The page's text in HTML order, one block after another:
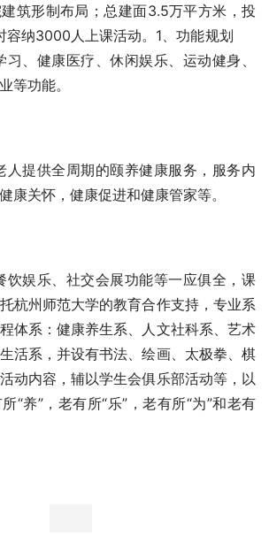
筑形制布局；总建面3.5万平方米，投
容纳3000人上课活动。1、功能规划
、健康医疗、休闲娱乐、运动健身、
等功能。
供全周期的颐养健康服务，服务内
康关怀，健康促进和健康管家等。
乐、社交会展功能等一应俱全，课
杭州师范大学的教育合作支持，专业系
体系：健康养生系、人文社科系、艺术
活系，并设有书法、绘画、太极拳、棋
动内容，辅以学生会俱乐部活动等，以
“养”，老有所“乐”，老有所“为”和老有